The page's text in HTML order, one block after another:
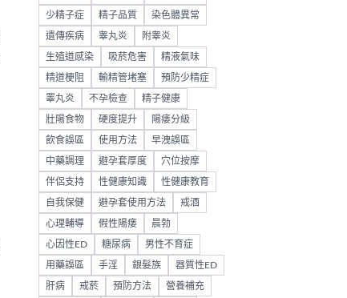
少精子症 精子品質 染色體異常
遺傳疾病 睾丸炎 附睾炎
生殖道感染 吸菸危害 精液氣味
精道梗阻 輸精管堵塞 預防少精症
睪丸炎 不孕檢查 精子健康
壯陽食物 硬度提升 陽痿分級
飲食誤區 使用方法 早洩誤區
中藥調理 避孕套厚度 穴位按摩
伴侶支持 性健康知識 性健康教育
自我保健 避孕套使用方法 戒酒
心理輔導 假性陽痿 晨勃
心因性ED 糖尿病 男性不育症
用藥誤區 手淫 銀髮族 器質性ED
肝病 戒菸 預防方法 營養補充